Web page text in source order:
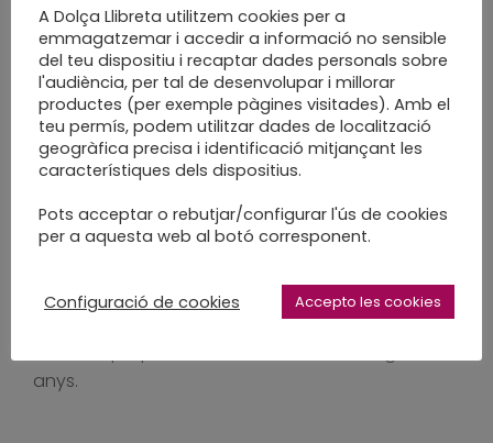
dissenyades per recavar i emmagatzemar dades
mentre l’usuari accedeix a una pàgina web.
S’acostumen a utilitzar per emmagatzemar
informació que només interessa conservar per la
prestació del servei sol·licitat per l’usuari en una
única ocasió (pe, una llista de productes
Cookies persistents:Són un tipus de cookies en
terminal i a les que es pot accedir i tractades
durant un període definit pel responsable de la
anys.
A Dolça Llibreta utilitzem cookies per a
emmagatzemar i accedir a informació no sensible
del teu dispositiu i recaptar dades personals sobre
l'audiència, per tal de desenvolupar i millorar
productes (per exemple pàgines visitades). Amb el
teu permís, podem utilitzar dades de localització
geogràfica precisa i identificació mitjançant les
característiques dels dispositius.
Pots acceptar o rebutjar/configurar l'ús de cookies
per a aquesta web al botó corresponent.
Configuració de cookies Accepto les cookies